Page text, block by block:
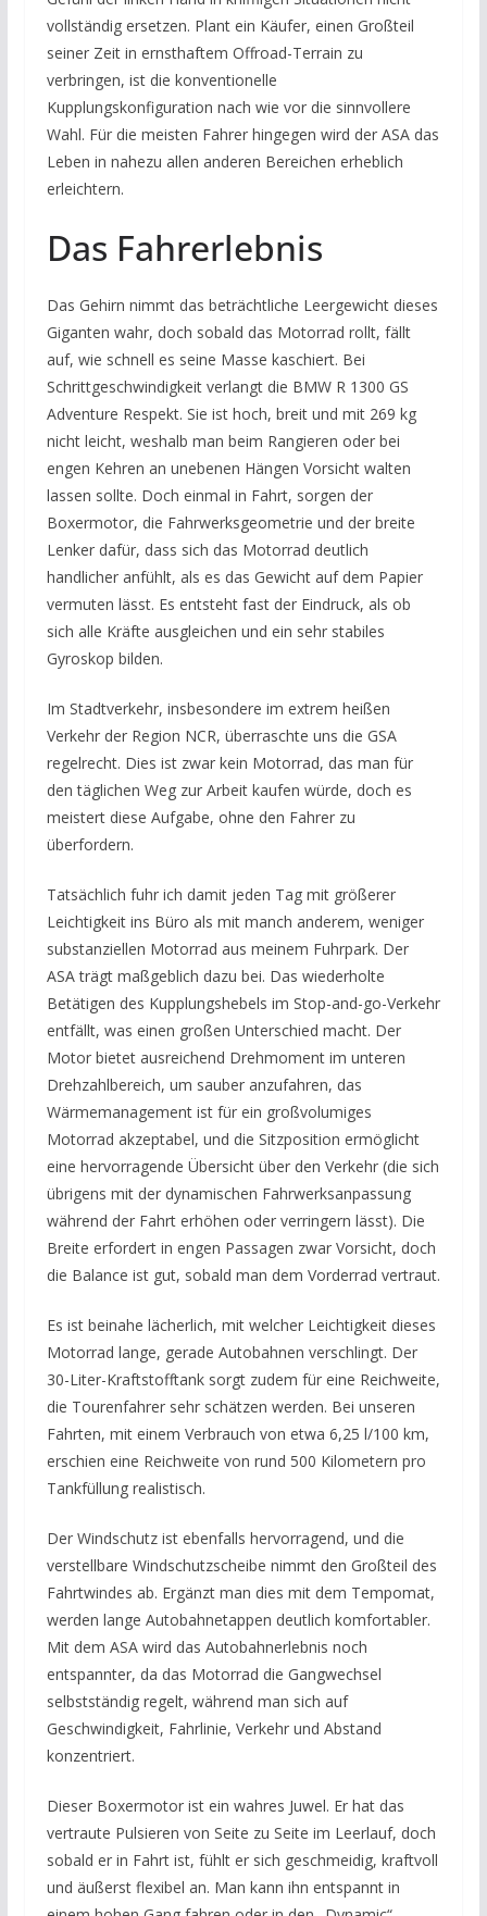
vollständig ersetzen. Plant ein Käufer, einen Großteil
seiner Zeit in ernsthaftem Offroad-Terrain zu
verbringen, ist die konventionelle
Kupplungskonfiguration nach wie vor die sinnvollere
Wahl. Für die meisten Fahrer hingegen wird der ASA das
Leben in nahezu allen anderen Bereichen erheblich
erleichtern.
Das Fahrerlebnis
Das Gehirn nimmt das beträchtliche Leergewicht dieses
Giganten wahr, doch sobald das Motorrad rollt, fällt
auf, wie schnell es seine Masse kaschiert. Bei
Schrittgeschwindigkeit verlangt die BMW R 1300 GS
Adventure Respekt. Sie ist hoch, breit und mit 269 kg
nicht leicht, weshalb man beim Rangieren oder bei
engen Kehren an unebenen Hängen Vorsicht walten
lassen sollte. Doch einmal in Fahrt, sorgen der
Boxermotor, die Fahrwerksgeometrie und der breite
Lenker dafür, dass sich das Motorrad deutlich
handlicher anfühlt, als es das Gewicht auf dem Papier
vermuten lässt. Es entsteht fast der Eindruck, als ob
sich alle Kräfte ausgleichen und ein sehr stabiles
Gyroskop bilden.
Im Stadtverkehr, insbesondere im extrem heißen
Verkehr der Region NCR, überraschte uns die GSA
regelrecht. Dies ist zwar kein Motorrad, das man für
den täglichen Weg zur Arbeit kaufen würde, doch es
meistert diese Aufgabe, ohne den Fahrer zu
überfordern.
Tatsächlich fuhr ich damit jeden Tag mit größerer
Leichtigkeit ins Büro als mit manch anderem, weniger
substanziellen Motorrad aus meinem Fuhrpark. Der
ASA trägt maßgeblich dazu bei. Das wiederholte
Betätigen des Kupplungshebels im Stop-and-go-Verkehr
entfällt, was einen großen Unterschied macht. Der
Motor bietet ausreichend Drehmoment im unteren
Drehzahlbereich, um sauber anzufahren, das
Wärmemanagement ist für ein großvolumiges
Motorrad akzeptabel, und die Sitzposition ermöglicht
eine hervorragende Übersicht über den Verkehr (die sich
übrigens mit der dynamischen Fahrwerksanpassung
während der Fahrt erhöhen oder verringern lässt). Die
Breite erfordert in engen Passagen zwar Vorsicht, doch
die Balance ist gut, sobald man dem Vorderrad vertraut.
Es ist beinahe lächerlich, mit welcher Leichtigkeit dieses
Motorrad lange, gerade Autobahnen verschlingt. Der
30-Liter-Kraftstofftank sorgt zudem für eine Reichweite,
die Tourenfahrer sehr schätzen werden. Bei unseren
Fahrten, mit einem Verbrauch von etwa 6,25 l/100 km,
erschien eine Reichweite von rund 500 Kilometern pro
Tankfüllung realistisch.
Der Windschutz ist ebenfalls hervorragend, und die
verstellbare Windschutzscheibe nimmt den Großteil des
Fahrtwindes ab. Ergänzt man dies mit dem Tempomat,
werden lange Autobahnetappen deutlich komfortabler.
Mit dem ASA wird das Autobahnerlebnis noch
entspannter, da das Motorrad die Gangwechsel
selbstständig regelt, während man sich auf
Geschwindigkeit, Fahrlinie, Verkehr und Abstand
konzentriert.
Dieser Boxermotor ist ein wahres Juwel. Er hat das
vertraute Pulsieren von Seite zu Seite im Leerlauf, doch
sobald er in Fahrt ist, fühlt er sich geschmeidig, kraftvoll
und äußerst flexibel an. Man kann ihn entspannt in